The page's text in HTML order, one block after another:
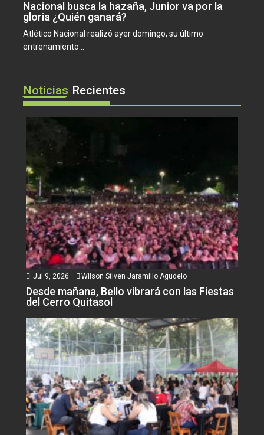
Nacional busca la hazaña, Junior va por la
gloria ¿Quién ganará?
Atlético Nacional realizó ayer domingo, su último
entrenamiento...
Noticias Recientes
Jul 9, 2026 Wilson Stiven Jaramillo Agudelo
Desde mañana, Bello vibrará con las Fiestas
del Cerro Quitasol